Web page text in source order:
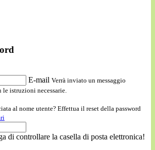
E-mail Verrà inviato un messaggio
istruzioni necessarie.
al nome utente? Effettua il reset della password
di controllare la casella di posta elettronica!